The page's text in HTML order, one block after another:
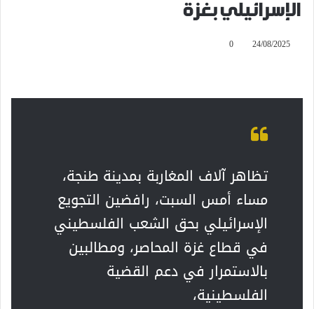
الإسرائيلي بغزة
24/08/2025
0
تظاهر آلاف المغاربة بمدينة طنجة،
مساء أمس السبت، رافضين التجويع
الإسرائيلي بحق الشعب الفلسطيني
في قطاع غزة المحاصر، ومطالبين
بالاستمرار في دعم القضية
الفلسطينية،